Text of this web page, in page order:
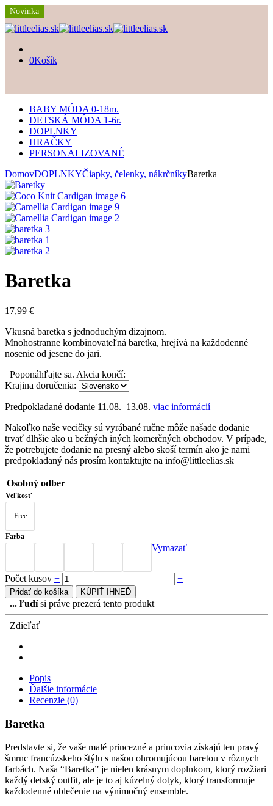
0Košík
BABY MÓDA 0-18m.
DETSKÁ MÓDA 1-6r.
DOPLNKY
HRAČKY
PERSONALIZOVANÉ
DomovDOPLNKYČiapky, čelenky, nákrčníkyBaretka
Baretka
17,99 €
Vkusná baretka s jednoduchým dizajnom.
Mnohostranne kombinovateľná baretka, hrejívá na každodenné
nosenie od jesene do jari.
Poponáhľajte sa. Akcia končí:
Krajina doručenia:
Predpokladané dodanie 11.08.–13.08. viac informácií
Nakoľko naše vecičky sú vyrábané ručne môže našade dodanie
trvať dlhšie ako u bežných iných komerčných obchodov. V prípade,
že potrebujete dodanie na presný alebo skoší termín ako je nami
predpokladaný nás prosím kontaktujte na info@littleelias.sk
Osobný odber
Veľkosť
Free
Farba
Vymazať
Počet kusov + −
Pridať do košíka KÚPIŤ IHNEĎ
... ľudísi práve prezerá tento produkt
Zdieľať
Popis
Ďalšie informácie
Recenzie (0)
Baretka
Predstavte si, že vaše malé princezné a princovia získajú ten pravý
šmrnc francúzskeho štýlu s našou ohromujúcou baretou v rôznych
farbách. Naša “Baretka” je nielen krásnym doplnkom, ktorý rozžiari
každý detský outfit, ale je to aj kúzelný dotyk, ktorý transformuje
každodenné oblečenie na výnimočný ensemble.
Novinka
Novinka
Novinka